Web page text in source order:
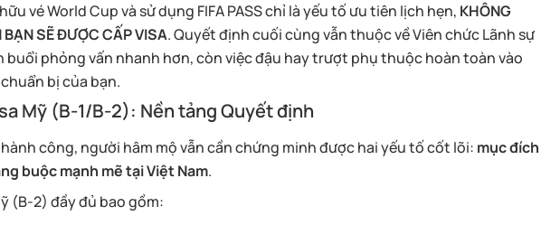
vé World Cup và sử dụng FIFA PASS chỉ là yếu tố ưu tiên lịch hẹn, KHÔNG
SẼ ĐƯỢC CẤP VISA. Quyết định cuối cùng vẫn thuộc về Viên chức Lãnh sự
buổi phỏng vấn nhanh hơn, còn việc đậu hay trượt phụ thuộc hoàn toàn vào
bị của bạn.
Mỹ (B-1/B-2): Nền tảng Quyết định
công, người hâm mộ vẫn cần chứng minh được hai yếu tố cốt lõi: mục đích
buộc mạnh mẽ tại Việt Nam.
(B-2) đầy đủ bao gồm: